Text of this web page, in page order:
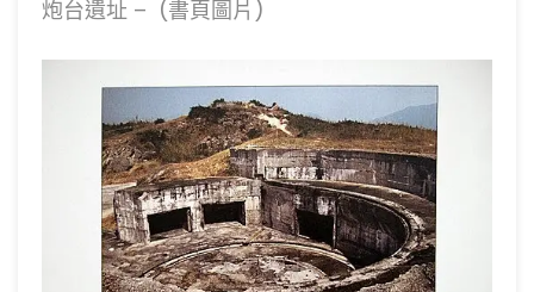
炮台遺址 – (書頁圖片)